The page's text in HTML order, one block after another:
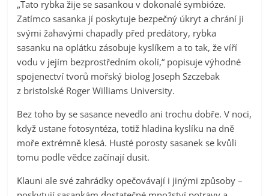
„Tato rybka žije se sasankou v dokonalé symbióze.
Zatímco sasanka jí poskytuje bezpečný úkryt a chrání ji
svými žahavými chapadly před predátory, rybka
sasanku na oplátku zásobuje kyslíkem a to tak, že víří
vodu v jejím bezprostředním okolí,“ popisuje výhodné
spojenectví tvorů mořský biolog Joseph Szczebak
z bristolské Roger Williams University.
Bez toho by se sasance nevedlo ani trochu dobře. V noci,
když ustane fotosyntéza, totiž hladina kyslíku na dně
moře extrémně klesá. Husté porosty sasanek se kvůli
tomu podle vědce začínají dusit.
Klauni ale své zahrádky opečovávají i jinými způsoby –